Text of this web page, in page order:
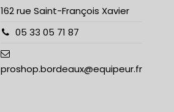
162 rue Saint-François Xavier
05 33 05 71 87
proshop.bordeaux@equipeur.fr